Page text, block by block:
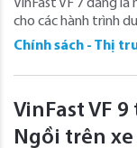
VinFast VF 7 đang
cho các hành trình
Chính sách - Thị
VinFast VF
Ngồi trên